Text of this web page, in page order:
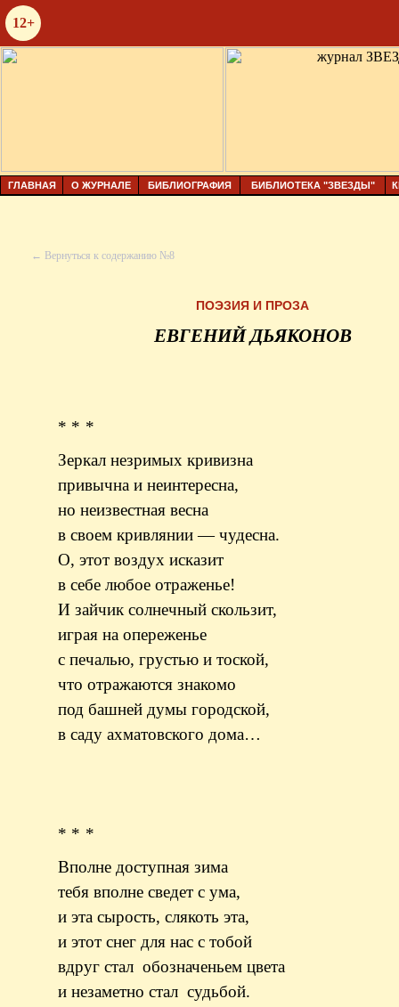
12+
ГЛАВНАЯ О ЖУРНАЛЕ БИБЛИОГРАФИЯ БИБЛИОТЕКА "ЗВЕЗДЫ"
← Вернуться к содержанию №8
ПОЭЗИЯ И ПРОЗА
ЕВГЕНИЙ ДЬЯКОНОВ
* * *
Зеркал незримых кривизна
привычна и неинтересна,
но неизвестная весна
в своем кривлянии — чудесна.
О, этот воздух исказит
в себе любое отраженье!
И зайчик солнечный скользит,
играя на опереженье
с печалью, грустью и тоской,
что отражаются знакомо
под башней думы городской,
в саду ахматовского дома…
* * *
Вполне доступная зима
тебя вполне сведет с ума,
и эта сырость, слякоть эта,
и этот снег для нас с тобой
вдруг стал обозначеньем цвета
и незаметно стал судьбой.